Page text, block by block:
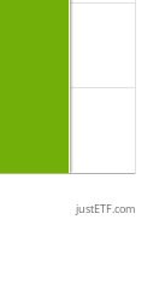
justETF.com